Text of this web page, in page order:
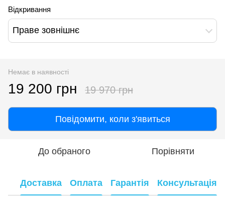
Відкривання
Праве зовнішнє
Немає в наявності
19 200 грн 19 970 грн
Повідомити, коли з'явиться
До обраного Порівняти
Доставка Оплата Гарантія Консультація